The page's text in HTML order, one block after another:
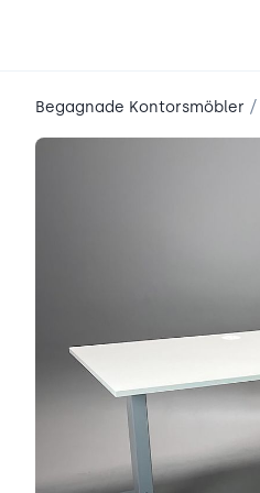
Begagnade Kontorsmöbler /